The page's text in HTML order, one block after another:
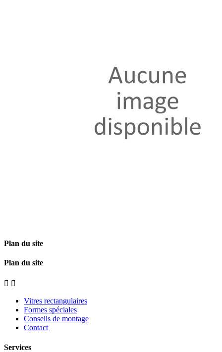
Plan du site
Plan du site
 
Vitres rectangulaires
Formes spéciales
Conseils de montage
Contact
Services